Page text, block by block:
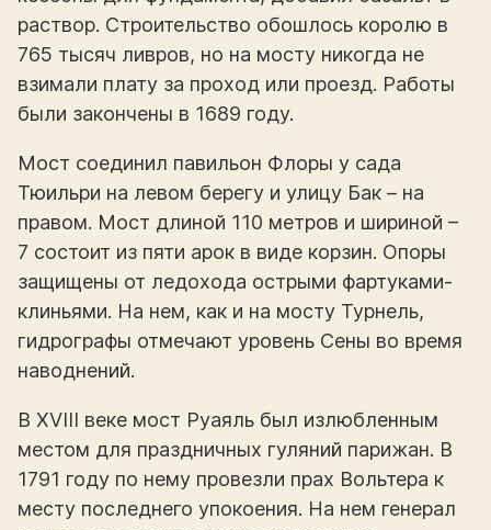
раствор. Строительство обошлось королю в
765 тысяч ливров, но на мосту никогда не
взимали плату за проход или проезд. Работы
были закончены в 1689 году.
Мост соединил павильон Флоры у сада
Тюильри на левом берегу и улицу Бак – на
правом. Мост длиной 110 метров и шириной –
7 состоит из пяти арок в виде корзин. Опоры
защищены от ледохода острыми фартуками-
клиньями. На нем, как и на мосту Турнель,
гидрографы отмечают уровень Сены во время
наводнений.
В XVIII веке мост Руаяль был излюбленным
местом для праздничных гуляний парижан. В
1791 году по нему провезли прах Вольтера к
месту последнего упокоения. На нем генерал